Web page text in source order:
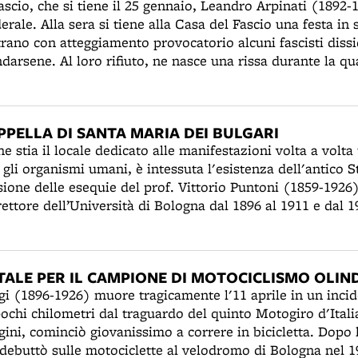
Stampata in bei caratteri bodoniani, secondo
italiana, ospita contributi di Ungaretti, Cardarelli,
i disegni di Leo e Maccari - chiamati i “nani di
e Morandi. In questo stesso anno Longanesi
contiene il più celebre motto del regime: “Mussolini ha
che si tiene il 25 gennaio, Leandro Arpinati
Alla sera si tiene alla Casa del Fascio una festa
con atteggiamento provocatorio alcuni fascisti
Al loro rifiuto, ne nasce una rissa durante la
I fascisti dissidenti Armando Zanetti e Renato
solidarietà al federale. Circa trecento squadristi
rionali, convergono verso le 21 alla Casa del
In via Rizzoli, davanti al Modernissimo, sono affontati
da Alberto Cuccoli, nazionalista ed ex segretario
Nazionali. Lo scontro è evitato dall’accorrere della
in veste di paciere.
DI SANTA MARIA DEI BULGARI
stia il locale dedicato alle manifestazioni volta a
organismi umani, è intessuta l'esistenza dell'antico
dell’Università di Bologna dal 1896 al 1911 e dal
Bulgari, che si trova al piano terreno del palazzo
in occasione dell’apertura dell’anno
di lezione si teneva una funzione alla presenza
di Puntoni, l’autorità municipale stabilisce che,
siano portate per un ultimo saluto nel cortile
Cappella dei Bulgari venga celebrata una messa di
dal bombardamento aereo che il 29 gennaio
PER IL CAMPIONE DI MOTOCICLISMO
(1896-1926) muore tragicamente l'11 aprile in un
chilometri dal traguardo del quinto Motogiro
cominciò giovanissimo a correre in bicicletta. Dopo
sulle motociclette al velodromo di Bologna nel